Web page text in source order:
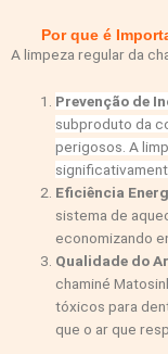
Por que é
A limpeza regular da
Prevenção de
subproduto da
perigosos. A
Eficiência
sistema de
economizando
Qualidade do
chaminé
tóxicos para
que o ar que